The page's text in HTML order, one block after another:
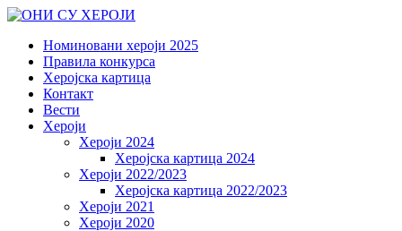
Номиновани хероји 2025
Правила конкурса
Херојска картица
Контакт
Вести
Хероји
Хероји 2024
Херојска картица 2024
Хероји 2022/2023
Херојска картица 2022/2023
Хероји 2021
Хероји 2020